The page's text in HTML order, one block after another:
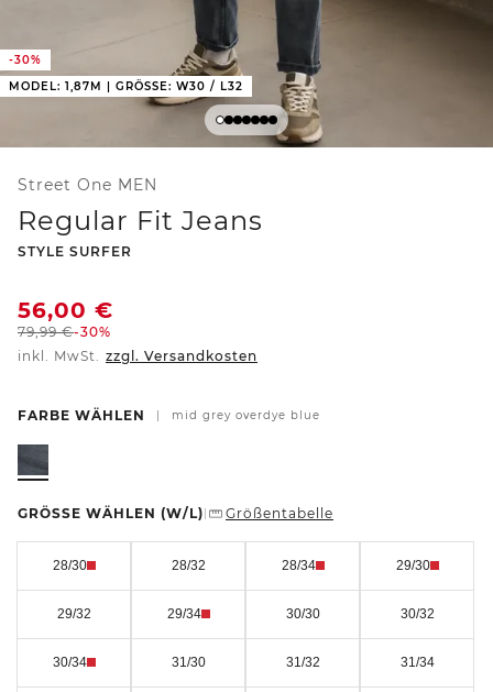
-30%
MODEL: 1,87M | GRÖSSE: W30 / L32
Street One MEN
Regular Fit Jeans
-
STYLE SURFER
56,00 €
79,99€-30%
inkl. MwSt. zzgl. Versandkosten
FARBE WÄHLEN mid grey overdye blue
GRÖSSE WÄHLEN (W/L) Größentabelle
28/30 28/32 28/34 29/30
29/32 29/34 30/30 30/32
30/34 31/30 31/32 31/34